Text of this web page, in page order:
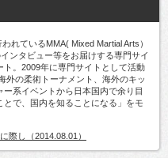
れているMMA( Mixed Martial Arts）
ンタビュー等をお届けする専門サイ
ト。2009年に専門サイトとして活動
外の柔術トーナメント、海外のキッ
系イベントから日本国内で余り目
で、国内を知ることになる」をモ
際し（2014.08.01）